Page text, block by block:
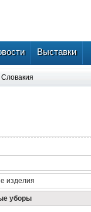
Выставки
Словакия
изделия
уборы